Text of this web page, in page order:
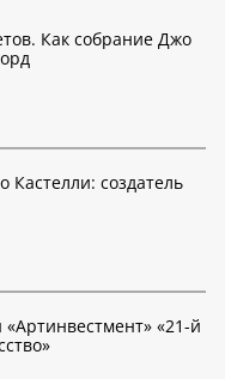
Как собрание Джо
Кастелли: создатель
«21-й